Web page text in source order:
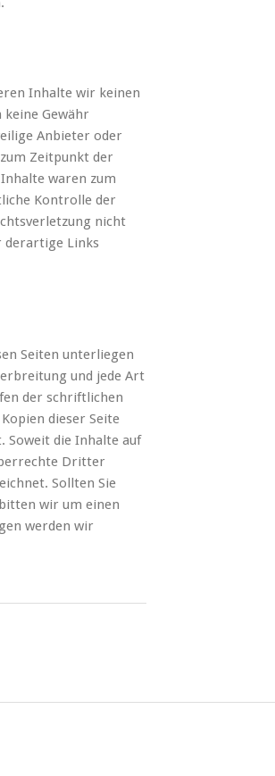
Inhalte wir keinen
Gewähr
Anbieter oder
Zeitpunkt der
waren zum
Kontrolle der
nicht
derartige Links
Seiten unterliegen
und jede Art
der schriftlichen
dieser Seite
Soweit die Inhalte auf
Dritter
Sollten Sie
wir um einen
werden wir